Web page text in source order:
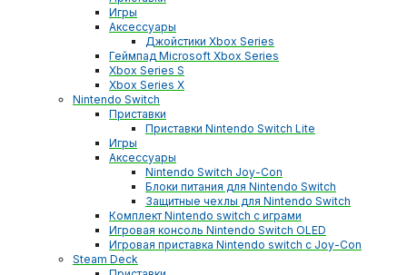
Игры
Аксессуары
Джойстики Xbox Series
Геймпад Microsoft Xbox Series
Xbox Series S
Xbox Series X
Nintendo Switch
Приставки
Приставки Nintendo Switch Lite
Игры
Аксессуары
Nintendo Switch Joy-Con
Блоки питания для Nintendo Switch
Защитные чехлы для Nintendo Switch
Комплект Nintendo switch с играми
Игровая консоль Nintendo Switch OLED
Игровая приставка Nintendo switch с Joy-Con
Steam Deck